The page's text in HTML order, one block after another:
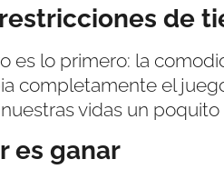
de
es lo primero: la
completamente el
vidas un poquito
es ganar